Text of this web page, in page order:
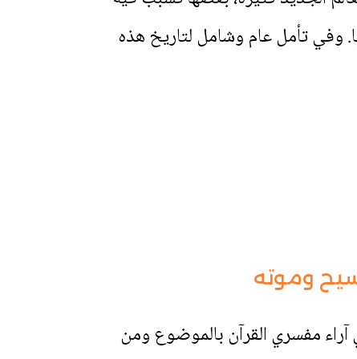
وفي تأمل عام وشامل لتاريخ هذه
وموته
مفسري القرآن بالموضوع ومن